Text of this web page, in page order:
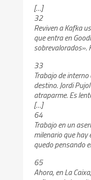
[…]
32
Reviven a Kafka
que entra en
sobrevalorados».
33
Trabajo de
destino. Jordi
atraparme. Es
[…]
64
Trabajo en un
milenario que hay
quedo pensando
65
Ahora, en La